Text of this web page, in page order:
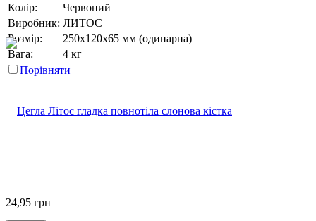
Колір:
Червоний
Виробник: ЛИТОС
Розмір:
250х120х65 мм (одинарна)
Вага:
4 кг
Порівняти
24,95 грн